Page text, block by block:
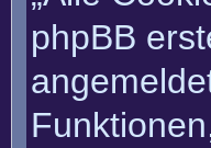
phpBB